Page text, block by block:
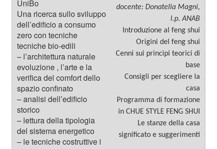
docente: Donatella Magni,
l.p. ANAB
Introduzione al feng shui
Origini del feng shui
Cenni sui principi teorici di
base
Consigli per scegliere la
casa
Programma di formazione
in CHUE STYLE FENG SHUI
Le stanze della casa
significato e suggerimenti